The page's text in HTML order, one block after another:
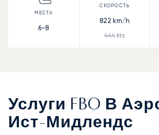
6-8
822 km/h
444 kts
Услуги FBO В
Ист-Мидлендс